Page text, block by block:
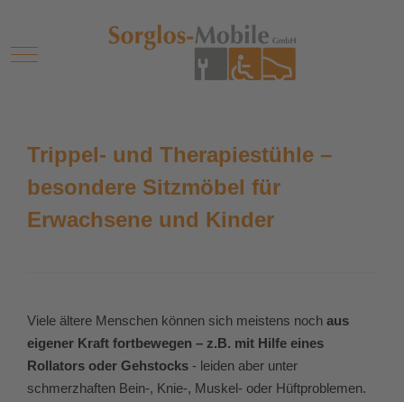
Mobile Menu Toggle
Trippel- und Therapiestühle –
besondere Sitzmöbel für
Erwachsene und Kinder
Viele ältere Menschen können sich meistens noch aus
eigener Kraft fortbewegen – z.B. mit Hilfe eines
Rollators oder Gehstocks - leiden aber unter
schmerzhaften Bein-, Knie-, Muskel- oder Hüftproblemen.